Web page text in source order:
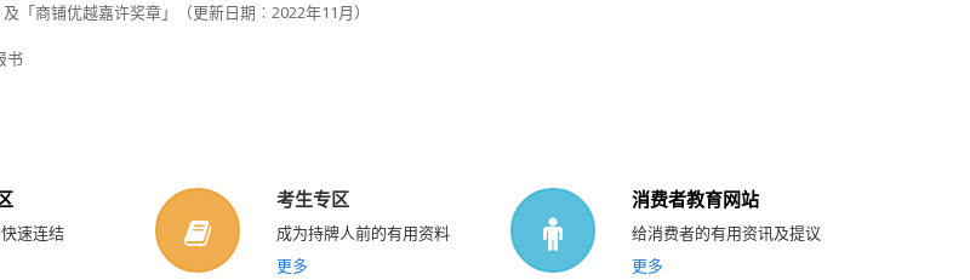
「商铺优越嘉许奖章」（更新日期︰2022年11月）
书
速连结
考生专区
成为持牌人前的有用资料
更多
消费者教育网站
给消费者的有用资讯及提议
更多